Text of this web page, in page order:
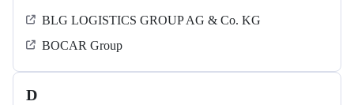
BLG LOGISTICS GROUP AG & Co. KG
BOCAR Group
D